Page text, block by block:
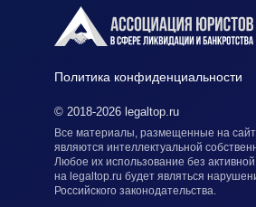
Политика конфиденциальности
© 2018-2026 legaltop.ru
Все материалы, размещенные на
являются интеллектуальной
Любое их использование без
на legaltop.ru будет являться
Российского законодательства.